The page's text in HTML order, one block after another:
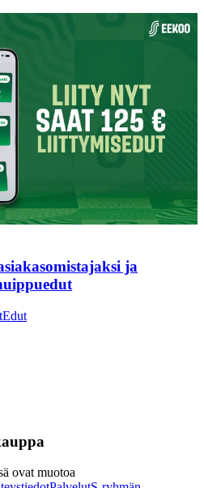
ja
Edut
ovat muotoa